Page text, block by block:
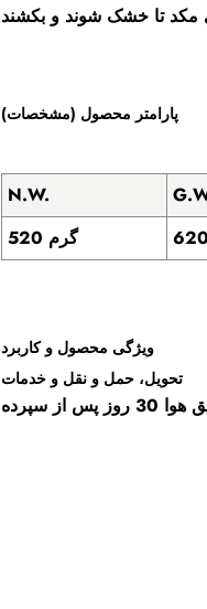
پارامتر محصول (مشخصات)
N.W.
520 گرم
ویژگی محصول و کاربرد
تحویل، حمل و نقل و خدمات
سپرده